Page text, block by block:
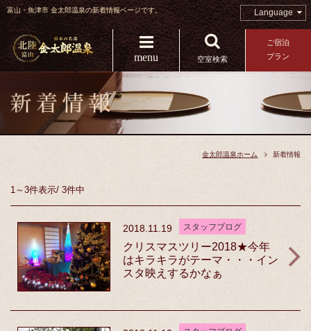
富山・魚津市 金太郎温泉の新着情報ページです。 Language
menu 空室検索
ご宿泊
プラン
金太郎温泉ホーム 新着情報
1～3件表示/ 3件中
2018.11.19 スタッフブログ
クリスマスツリー2018★今年
はキラキラがテーマ・・・イン
スタ映えするかなぁ